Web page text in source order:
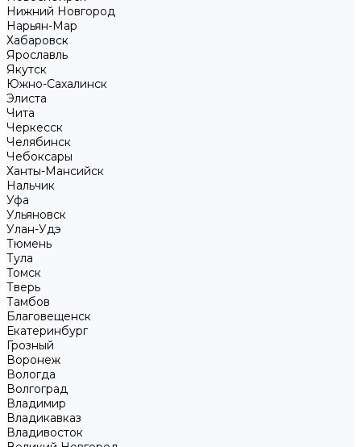
Нижний Новгород
Нарьян-Мар
Хабаровск
Ярославль
Якутск
Южно-Сахалинск
Элиста
Чита
Черкесск
Челябинск
Чебоксары
Ханты-Мансийск
Нальчик
Уфа
Ульяновск
Улан-Удэ
Тюмень
Тула
Томск
Тверь
Тамбов
Благовещенск
Екатеринбург
Грозный
Воронеж
Вологда
Волгоград
Владимир
Владикавказ
Владивосток